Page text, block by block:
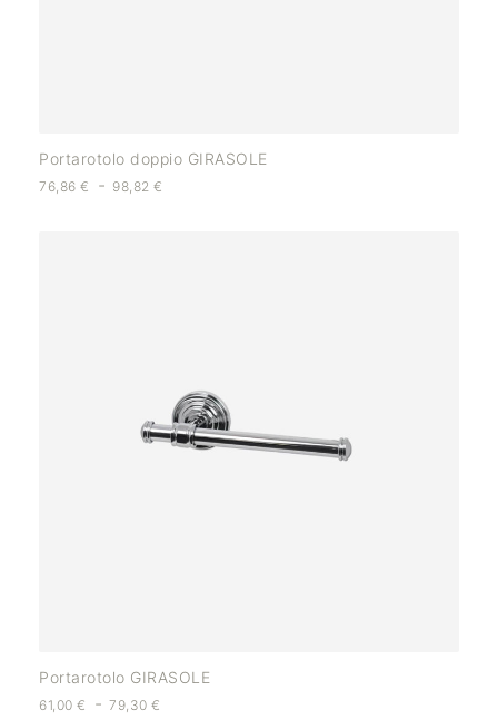
Portarotolo doppio GIRASOLE
76,86 € - 98,82€
Portarotolo GIRASOLE
61,00 € - 79,30€